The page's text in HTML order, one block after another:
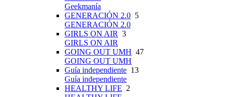
Geekmanía
GENERACIÓN 2.0 5
GENERACIÓN 2.0
GIRLS ON AIR 3
GIRLS ON AIR
GOING OUT UMH 47
GOING OUT UMH
Guía independiente 13
Guía independiente
HEALTHY LIFE 2